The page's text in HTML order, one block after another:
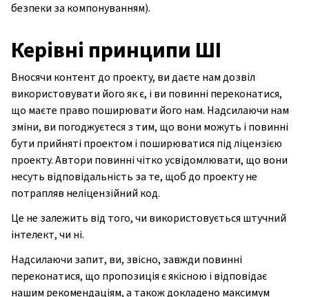
безпеки за компонуванням).
Керівні принципи ШІ
Вносячи контент до проекту, ви даєте нам дозвіл
використовувати його як є, і ви повинні переконатися,
що маєте право поширювати його нам. Надсилаючи нам
зміни, ви погоджуєтеся з тим, що вони можуть і повинні
бути прийняті проектом і поширюватися під ліцензією
проекту. Автори повинні чітко усвідомлювати, що вони
несуть відповідальність за те, щоб до проекту не
потрапляв неліцензійний код.
Це не залежить від того, чи використовується штучний
інтелект, чи ні.
Надсилаючи запит, ви, звісно, завжди повинні
переконатися, що пропозиція є якісною і відповідає
нашим рекомендаціям, а також докладено максимум